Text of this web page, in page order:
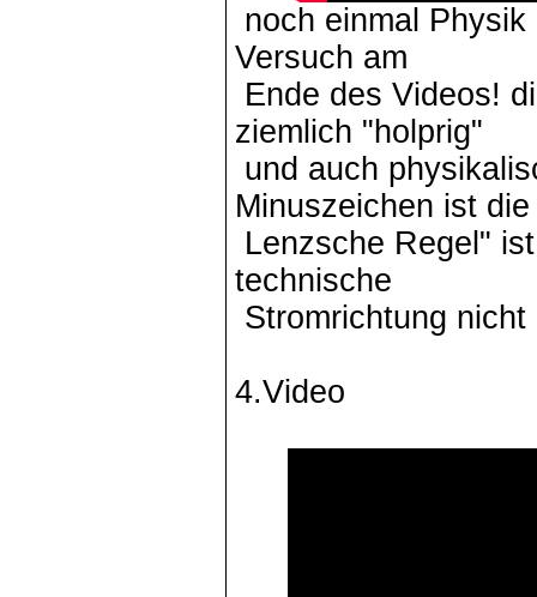
noch einmal
Versuch am
Ende des Videos!
ziemlich "holprig"
und auch
Minuszeichen ist die
Lenzsche Regel"
technische
Stromrichtung nicht
4.Video